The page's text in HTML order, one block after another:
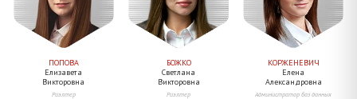
ПОПОВА
Елизавета
Викторовна
Риэлтер
БОЖКО
Светлана
Викторовна
Риэлтер
КОРЖЕНЕВИЧ
Елена
Александровна
Администратор баз данных